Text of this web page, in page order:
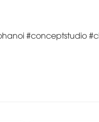
#conceptstudio